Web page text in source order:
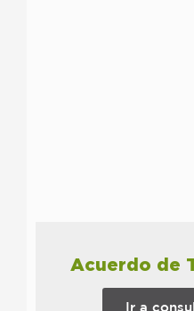
Acuerdo de
Ir a